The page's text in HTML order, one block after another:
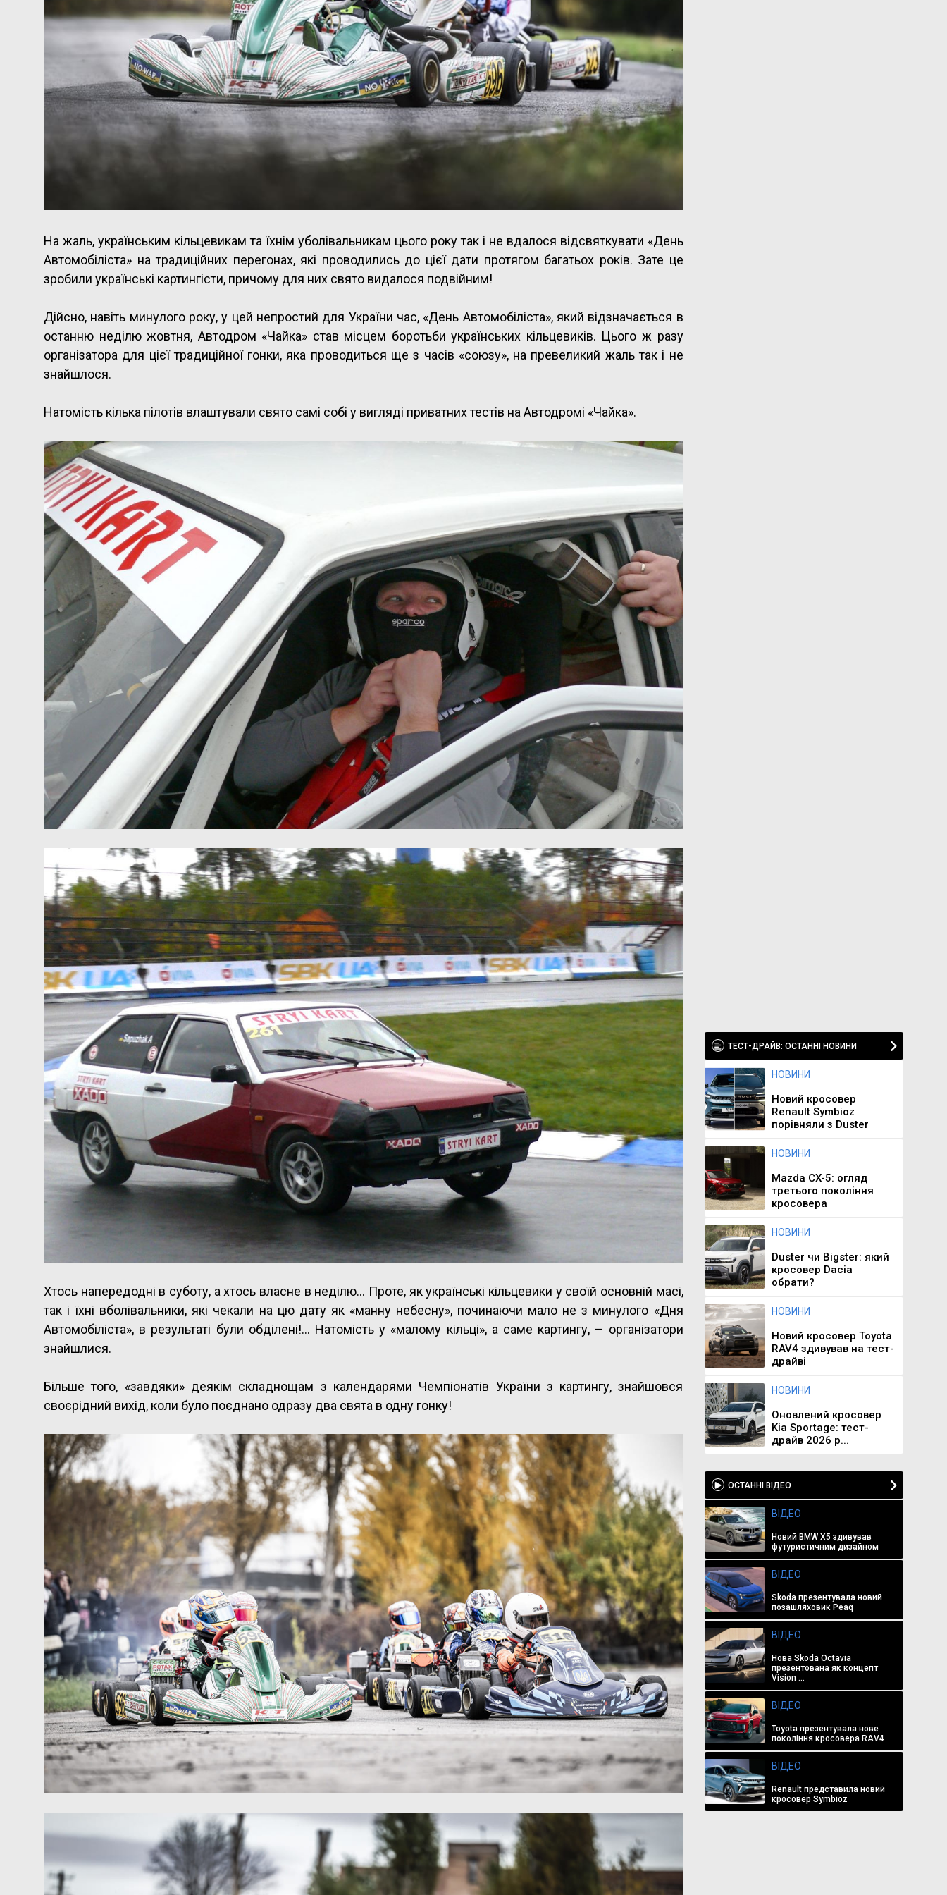
На жаль, українським кільцевикам та їхнім уболівальникам цього року так і не вдалося відсвяткувати «День
Автомобіліста» на традиційних перегонах, які проводились до цієї дати протягом багатьох років. Зате це
зробили українські картингісти, причому для них свято видалося подвійним!
Дійсно, навіть минулого року, у цей непростий для України час, «День Автомобіліста», який вiдзначається в
останню неділю жовтня, Автодром «Чайка» став місцем боротьби українських кільцевиків. Цього ж разу
організатора для цієї традиційної гонки, яка проводиться ще з часів «союзу», на превеликий жаль так і не
знайшлося.
Натомість кілька пілотів влаштували свято самі собі у вигляді приватних тестів на Автодромі «Чайка».
Хтось напередодні в суботу, а хтось власне в неділю… Проте, як українські кільцевики у своїй основній масі,
так і їхні вболівальники, які чекали на цю дату як «манну небесну», починаючи мало не з минулого «Дня
Автомобіліста», в результаті були обділені!… Натомість у «малому кільці», а саме картингу, – організатори
знайшлися.
Більше того, «завдяки» деякім складнощам з календарями Чемпіонатів України з картингу, знайшовся
своєрідний вихід, коли було поєднано одразу два свята в одну гонку!
ТЕСТ-ДРАЙВ: ОСТАННІ НОВИНИ
НОВИНИ
Новий кросовер
Renault Symbioz
порівняли з Duster
НОВИНИ
Mazda CX-5: огляд
третього покоління
кросовера
НОВИНИ
Duster чи Bigster: який
кросовер Dacia
обрати?
НОВИНИ
Новий кросовер Toyota
RAV4 здивував на тест-
драйві
НОВИНИ
Оновлений кросовер
Kia Sportage: тест-
драйв 2026 р...
ОСТАННІ ВІДЕО
ВІДЕО
Новий BMW X5 здивував
футуристичним дизайном
ВІДЕО
Skoda презентувала новий
позашляховик Peaq
ВІДЕО
Нова Skoda Octavia
презентована як концепт
Vision ...
ВІДЕО
Toyota презентувала нове
покоління кросовера RAV4
ВІДЕО
Renault представила новий
кросовер Symbioz